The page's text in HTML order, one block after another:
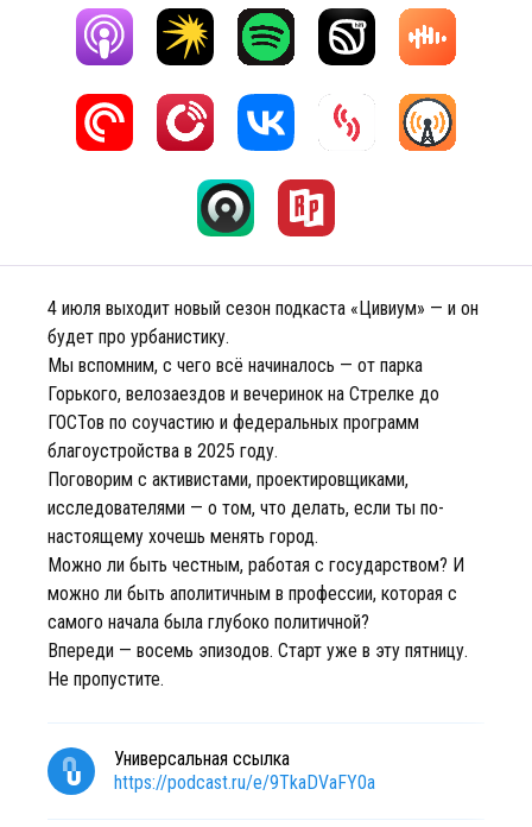
4 июля выходит новый сезон подкаста «Цивиум» — и он
будет про урбанистику.
Мы вспомним, с чего всё начиналось — от парка
Горького, велозаездов и вечеринок на Стрелке до
ГОСТов по соучастию и федеральных программ
благоустройства в 2025 году.
Поговорим с активистами, проектировщиками,
исследователями — о том, что делать, если ты по-
настоящему хочешь менять город.
Можно ли быть честным, работая с государством? И
можно ли быть аполитичным в профессии, которая с
самого начала была глубоко политичной?
Впереди — восемь эпизодов. Старт уже в эту пятницу.
Не пропустите.
Универсальная ссылка
https://podcast.ru/e/9TkaDVaFY0a